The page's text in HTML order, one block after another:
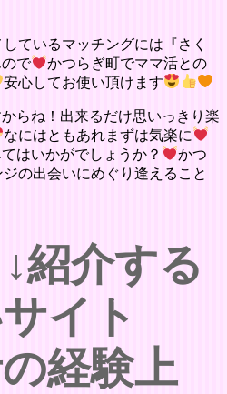
ているマッチングには『さく
で
かつらぎ町でママ活との
安心してお使い頂けます
らね！出来るだけ思いっきり楽
なにはともあれまずは気楽に
はいかがでしょうか？
かつ
ジの出会いにめぐり逢えること
紹介する
イト
経験上